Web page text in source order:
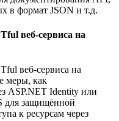
в формат JSON и т.д.
веб-сервиса на
веб-сервиса на
меры, как
ASP.NET Identity или
для защищённой
к ресурсам через